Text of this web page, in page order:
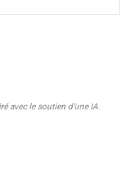
avec le soutien d’une IA.